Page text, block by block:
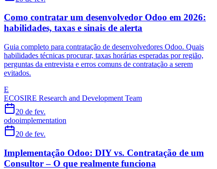
Como contratar um desenvolvedor Odoo em 2026:
habilidades, taxas e sinais de alerta
Guia completo para contratação de desenvolvedores Odoo. Quais
habilidades técnicas procurar, taxas horárias esperadas por região,
perguntas da entrevista e erros comuns de contratação a serem
evitados.
E
ECOSIRE Research and Development Team
20 de fev.
odooimplementation
20 de fev.
Implementação Odoo: DIY vs. Contratação de um
Consultor – O que realmente funciona